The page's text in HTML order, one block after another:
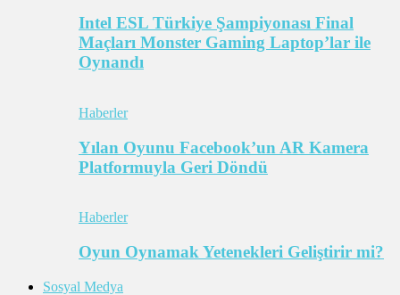
Intel ESL Türkiye Şampiyonası Final
Maçları Monster Gaming Laptop’lar ile
Oynandı
Haberler
Yılan Oyunu Facebook’un AR Kamera
Platformuyla Geri Döndü
Haberler
Oyun Oynamak Yetenekleri Geliştirir mi?
Sosyal Medya